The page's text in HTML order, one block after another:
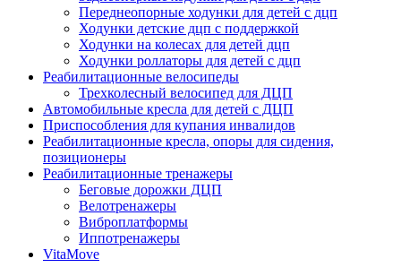
Переднеопорные ходунки для детей с дцп
Ходунки детские дцп с поддержкой
Ходунки на колесах для детей дцп
Ходунки роллаторы для детей с дцп
Реабилитационные велосипеды
Трехколесный велосипед для ДЦП
Автомобильные кресла для детей с ДЦП
Приспособления для купания инвалидов
Реабилитационные кресла, опоры для сидения,
позиционеры
Реабилитационные тренажеры
Беговые дорожки ДЦП
Велотренажеры
Виброплатформы
Иппотренажеры
VitaMove